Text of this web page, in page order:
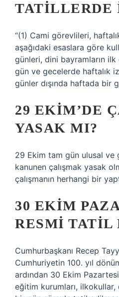
“(1) Cami görevlileri,
aşağıdaki esaslara göre
günleri, dini bayramların
gün ve gecelerde haftalık
günler dışında haftada bir
29 EKIM’DE
YASAK MI?
29 Ekim tam gün ulusal ve
kanunen çalışmak yasak
çalışmanın herhangi bir
30 EKIM
RESMI TATIL
Cumhurbaşkanı Recep
Cumhuriyetin 100. yıl
ardından 30 Ekim
eğitim kurumları,